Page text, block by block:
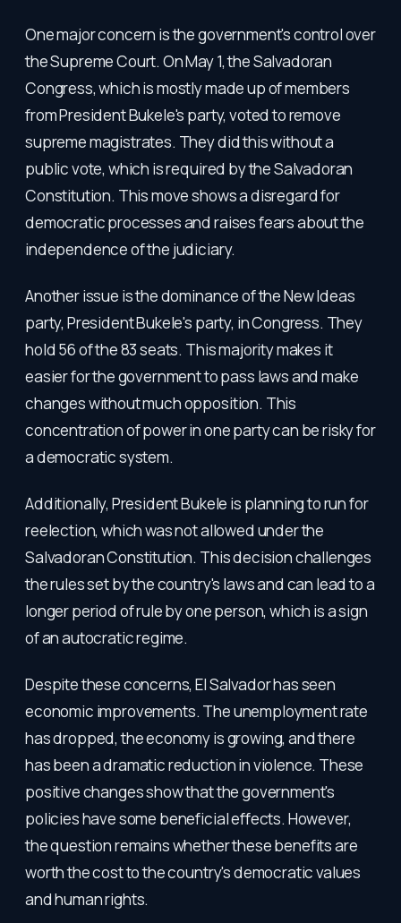
One major concern is the government's control over
the Supreme Court. On May 1, the Salvadoran
Congress, which is mostly made up of members
from President Bukele's party, voted to remove
supreme magistrates. They did this without a
public vote, which is required by the Salvadoran
Constitution. This move shows a disregard for
democratic processes and raises fears about the
independence of the judiciary.
Another issue is the dominance of the New Ideas
party, President Bukele's party, in Congress. They
hold 56 of the 83 seats. This majority makes it
easier for the government to pass laws and make
changes without much opposition. This
concentration of power in one party can be risky for
a democratic system.
Additionally, President Bukele is planning to run for
reelection, which was not allowed under the
Salvadoran Constitution. This decision challenges
the rules set by the country's laws and can lead to a
longer period of rule by one person, which is a sign
of an autocratic regime.
Despite these concerns, El Salvador has seen
economic improvements. The unemployment rate
has dropped, the economy is growing, and there
has been a dramatic reduction in violence. These
positive changes show that the government's
policies have some beneficial effects. However,
the question remains whether these benefits are
worth the cost to the country's democratic values
and human rights.